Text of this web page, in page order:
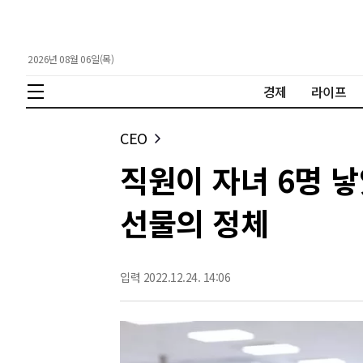
2026년 08월 06일(목)
경제 라이프
CEO
직원이 자녀 6명
선물의 정체
입력 2022.12.24. 14:06